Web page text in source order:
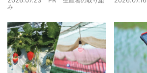
でサポート
み
複合環